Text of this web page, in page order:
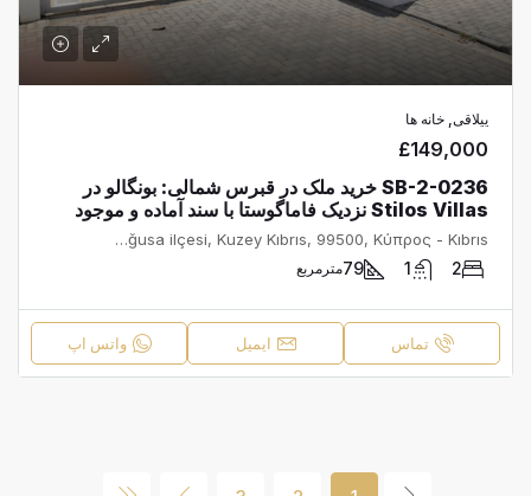
ییلاقی, خانه ها
£149,000
SB-2-0236 خرید ملک در قبرس شمالی: بونگالو در
Stilos Villas نزدیک فاماگوستا با سند آماده و موجود
Derviş Vaiz Caddesi, Mutluyaka, Gazimağusa Belediyesi, Gazimağusa ilçesi, Kuzey Kıbrıs, 99500, Κύπρος - Kıbrıs
2
79مترمربع
تماس ایمیل واتس اپ